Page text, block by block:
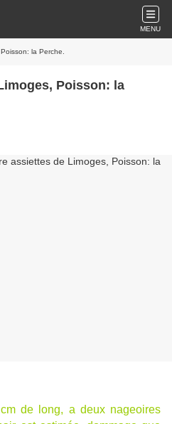
MENU
la Perche.
Poisson: la
de long, a deux nageoires